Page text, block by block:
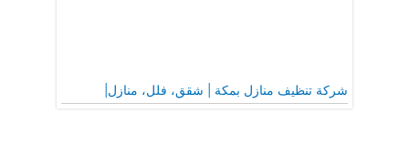
شركة تنظيف منازل بمكة | شقق، فلل، منازل|